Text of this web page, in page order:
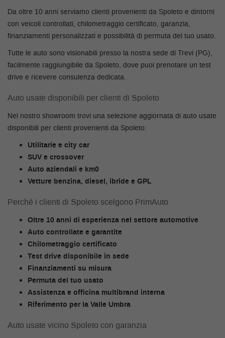
BLOG
FAQ
RECENSIONI
BLOG
Da oltre 10 anni serviamo clienti provenienti da Spoleto e dintorni
con veicoli controllati, chilometraggio certificato, garanzia,
finanziamenti personalizzati e possibilità di permuta del tuo usato.
Tutte le auto sono visionabili presso la nostra sede di Trevi (PG),
facilmente raggiungibile da Spoleto, dove puoi prenotare un test
drive e ricevere consulenza dedicata.
Auto usate disponibili per clienti di Spoleto
Nel nostro showroom trovi una selezione aggiornata di auto usate
disponibili per clienti provenienti da Spoleto:
Utilitarie e city car
SUV e crossover
Auto aziendali e km0
Vetture benzina, diesel, ibride e GPL
Perché i clienti di Spoleto scelgono PrimAuto
Oltre 10 anni di esperienza nel settore automotive
Auto controllate e garantite
Chilometraggio certificato
Test drive disponibile in sede
Finanziamenti su misura
Permuta del tuo usato
Assistenza e officina multibrand interna
Riferimento per la Valle Umbra
Auto usate vicino Spoleto con garanzia
per
offrire
le
e
svolgere
le
attività
seguito
descritte.
ottenere
maggiori
informazioni
sul
di
strumenti
tracciamento
rimanda
cookie
policy.
Puoi
e